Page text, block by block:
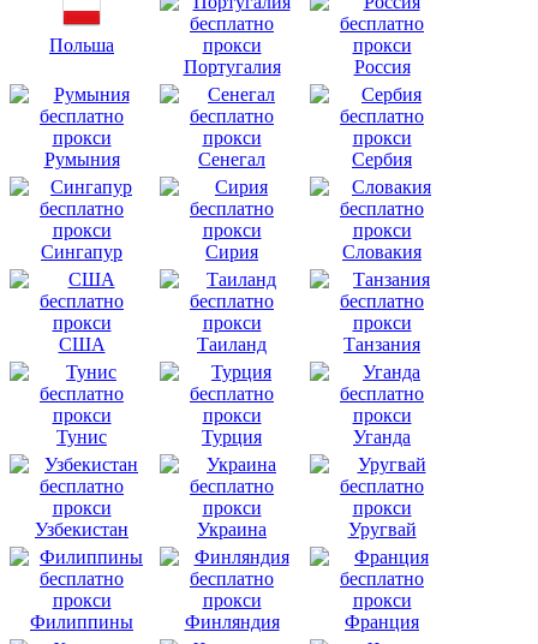
Польша
Португалия
Россия
Румыния Сенегал Сербия
Сингапур Сирия Словакия
США Таиланд Танзания
Тунис Турция Уганда
Узбекистан Украина Уругвай
Филиппины Финляндия Франция